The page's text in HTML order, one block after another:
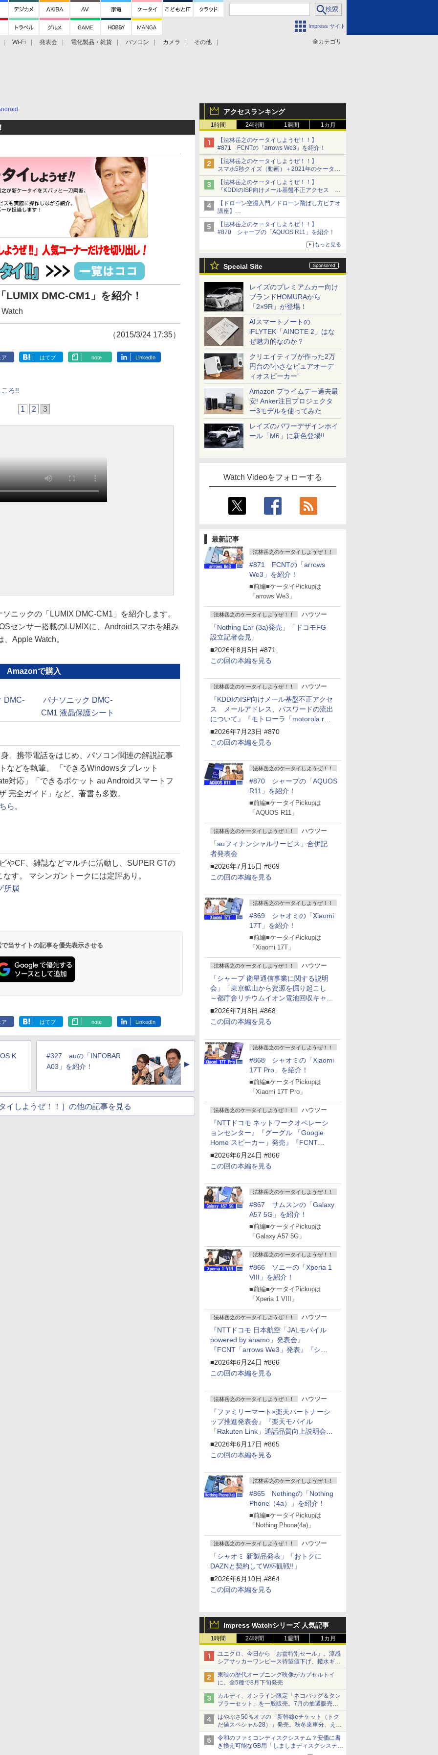
Impress サイト
全カテゴリ
Wi-Fi 発表会 電化製品・雑貨 パソコン カメラ
その他
アクセスランキング
1時間 24時間 1週間 1カ月
【法林岳之のケータイしようぜ！！】
#871 FCNTの「arrows We3」を紹介！
【法林岳之のケータイしようぜ！！】
スマホ5秒クイズ（動画）＋2021年のケータイ
PickUpコーナーに登場した新端末のメーカー別
一覧
【法林岳之のケータイしようぜ！！】
『KDDIのISP向けメール基盤不正アクセス メ
ールアドレス、パスワードの流出について』
『モトローラ「motorola razr fold」発表』『サ
ムスン「Galaxy Unpacked」開催』
【ドローン空撮入門／ドローン飛ばし方ビデオ
講座】
各機器を組み立てる/Mavic Air
【法林岳之のケータイしようぜ！！】
#870 シャープの「AQUOS R11」を紹介！
もっと見る
Special Site
レイズのプレミアムカー向け
ブランドHOMURAから
「2×9R」が登場！
AIスマートノートの
iFLYTEK「AINOTE 2」はな
ぜ魅力的なのか？
クリエイティブが作った2万
円台の“小さなピュアオーデ
ィオスピーカー”
Amazon プライムデー過去最
安! Anker注目プロジェクタ
ー3モデルを使ってみた
レイズのパワーデザインホイ
ール「M6」に新色登場!!
Watch Videoをフォローする
最新記事
法林岳之のケータイしようぜ！！
#871 FCNTの「arrows
We3」を紹介！
■前編■ケータイPickupは
「arrows We3」
法林岳之のケータイしようぜ！！ ハウツー
「Nothing Ear (3a)発売」「ドコモFG
設立記者会見」
■2026年8月5日 #871
この回の本編を見る
法林岳之のケータイしようぜ！！ ハウツー
『KDDIのISP向けメール基盤不正アクセ
ス メールアドレス、パスワードの流出
について』『モトローラ「motorola razr
fold」発表』『サムスン「Galaxy
Unpacked」開催』
■2026年7月23日 #870
この回の本編を見る
法林岳之のケータイしようぜ！！
#870 シャープの「AQUOS
R11」を紹介！
■前編■ケータイPickupは
「AQUOS R11」
法林岳之のケータイしようぜ！！ ハウツー
「auフィナンシャルサービス」合併記
者発表会
■2026年7月15日 #869
この回の本編を見る
法林岳之のケータイしようぜ！！
#869 シャオミの「Xiaomi
17T」を紹介！
■前編■ケータイPickupは
「Xiaomi 17T」
法林岳之のケータイしようぜ！！ ハウツー
「シャープ 衛星通信事業に関する説明
会」「東京鉱山から資源を掘り起こし
～都庁舎リチウムイオン電池回収キャン
ペーン～」
■2026年7月8日 #868
この回の本編を見る
法林岳之のケータイしようぜ！！
#868 シャオミの「Xiaomi
17T Pro」を紹介！
■前編■ケータイPickupは
「Xiaomi 17T Pro」
法林岳之のケータイしようぜ！！ ハウツー
『NTTドコモ ネットワークオペレーシ
ョンセンター』『グーグル 「Google
Home スピーカー」発売』『FCNT
「arrows Alpha2」発表』『KDDI
「povo2.0」サービス説明会』
■2026年6月24日 #866
この回の本編を見る
法林岳之のケータイしようぜ！！
#867 サムスンの「Galaxy
A57 5G」を紹介！
■前編■ケータイPickupは
「Galaxy A57 5G」
法林岳之のケータイしようぜ！！
#866 ソニーの「Xperia 1
VIII」を紹介！
■前編■ケータイPickupは
「Xperia 1 VIII」
法林岳之のケータイしようぜ！！ ハウツー
『NTTドコモ 日本航空「JALモバイル
powered by ahamo」発表会』
『FCNT「arrows We3」発表』『シャ
ープ 新製品発表会』
■2026年6月24日 #866
この回の本編を見る
法林岳之のケータイしようぜ！！ ハウツー
『ファミリーマート×楽天パートナーシ
ップ推進発表会』『楽天モバイル
「Rakuten Link」通話品質向上説明会』
『Google Storeを今年夏、東京・表参道
にオープン』『KDDI ローソン「ハッピ
ーローソンタウン池田伏尾台店」オープ
■2026年6月17日 #865
この回の本編を見る
法林岳之のケータイしようぜ！！
#865 Nothingの「Nothing
Phone（4a）」を紹介！
■前編■ケータイPickupは
「Nothing Phone(4a)」
法林岳之のケータイしようぜ！！ ハウツー
「シャオミ 新製品発表」「おトクに
DAZNと契約してW杯観戦!!」
■2026年6月10日 #864
この回の本編を見る
Impress Watchシリーズ 人気記事
1時間 24時間 1週間 1カ月
ユニクロ、今日から「お盆特別セール」。涼感
シアサッカーワンピース待望値下げ、撥水ギア
ショーツは1990円に
東映の歴代オープニング映像がカプセルトイ
に。全5種で8月下旬発売
カルディ、オンライン限定「ネコバッグ＆タン
ブラーセット」を一般販売。7月の抽選販売の
当選無効分
はやぶさ50％オフの「新幹線eチケット（トク
だ値スペシャル28）」発売。秋冬乗車分、えき
ねっと限定
令和のファミコンディスクシステム？安価に書
き換え可能なGB用「しましまディスクシステ
DMC-CM1」を紹介！
（2015/3/24 17:35）
ア はてブ note LinkedIn
ろ!!
1 2 3
ニックの「LUMIX DMC-CM1」を紹介します。
センサー搭載のLUMIXに、Androidスマホを組み
Apple Watch。
Amazonで購入
DMC-
パナソニック DMC-
CM1 液晶保護シート
。携帯電話をはじめ、パソコン関連の解説記事
などを執筆。 「できるWindowsタブレット
対応」「できるポケット au Androidスマートフ
完全ガイド」など、著書も多数。
ら 。
やCF、雑誌などマルチに活動し、SUPER GTの
す。 マシンガントークには定評あり。
所属
当サイトの記事を優先表示させる
ア はてブ note LinkedIn
K
#327 auの「INFOBAR
A03」を紹介！
▲
イしようぜ！！］の他の記事を見る